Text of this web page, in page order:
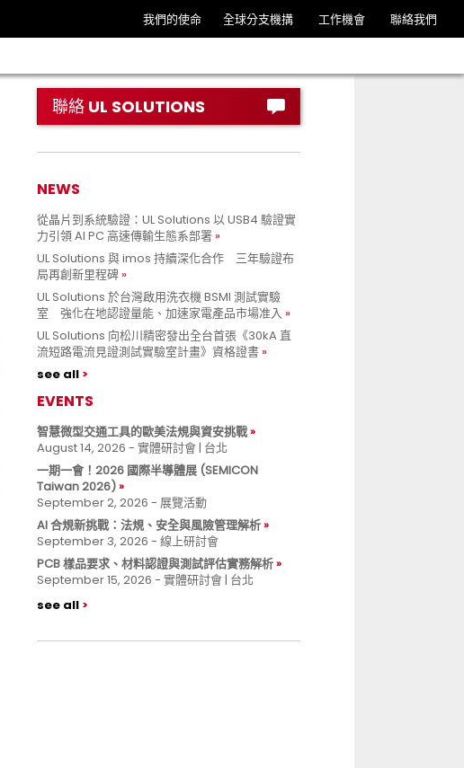
我們的使命 全球分支機搆 工作機會 聯絡我們
聯絡 UL SOLUTIONS
NEWS
從晶片到系統驗證：UL Solutions 以 USB4 驗證實
力引領 AI PC 高速傳輸生態系部署
UL Solutions 與 imos 持續深化合作 三年驗證布
局再創新里程碑
UL Solutions 於台灣啟用洗衣機 BSMI 測試實驗
室 強化在地認證量能、加速家電產品市場准入
UL Solutions 向松川精密發出全台首張《30kA 直
流短路電流見證測試實驗室計畫》資格證書
see all
EVENTS
智慧微型交通工具的歐美法規與資安挑戰
August 14, 2026 - 實體研討會 | 台北
一期一會！2026 國際半導體展 (SEMICON
Taiwan 2026)
September 2, 2026 - 展覽活動
AI 合規新挑戰：法規、安全與風險管理解析
September 3, 2026 - 線上研討會
PCB 樣品要求、材料認證與測試評估實務解析
September 15, 2026 - 實體研討會 | 台北
see all